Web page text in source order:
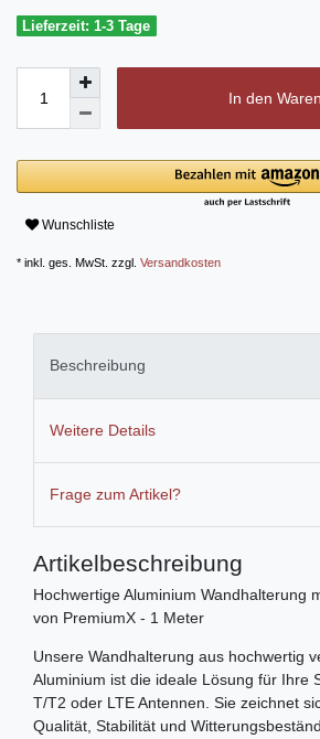
Lieferzeit: 1-3 Tage
In den
Wunschliste
* inkl. ges. MwSt. zzgl. Versandkosten
Beschreibung
Weitere Details
Frage zum Artikel?
Artikelbeschreibung
Hochwertige Aluminium Wandhalterung
von PremiumX - 1 Meter
Unsere Wandhalterung aus hochwertig
Aluminium ist die ideale Lösung für Ihre
T/T2 oder LTE Antennen. Sie zeichnet
Qualität, Stabilität und